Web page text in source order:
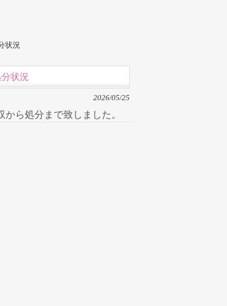
状況
状況
2026/05/25
ら処分まで致しました。